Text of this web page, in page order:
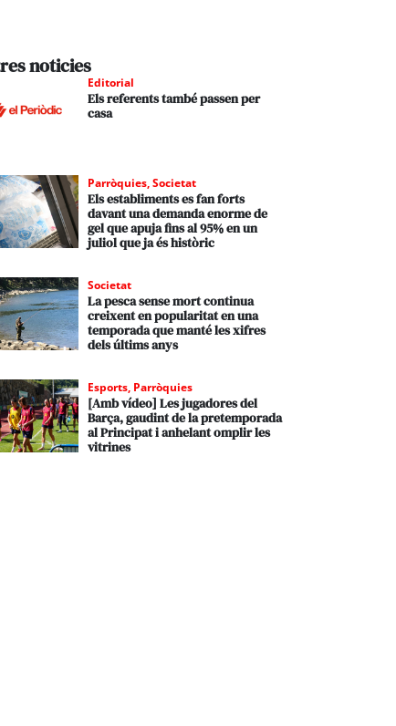
noticies
Editorial
Els referents també passen per
casa
Parròquies,Societat
Els establiments es fan forts
davant una demanda enorme de
gel que apuja fins al 95% en un
juliol que ja és històric
Societat
La pesca sense mort continua
creixent en popularitat en una
temporada que manté les xifres
dels últims anys
Esports, Parròquies
[Amb vídeo] Les jugadores del
Barça, gaudint de la pretemporada
al Principat i anhelant omplir les
vitrines